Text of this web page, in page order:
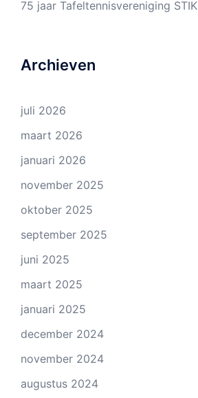
75 jaar Tafeltennisvereniging STIK
Archieven
juli 2026
maart 2026
januari 2026
november 2025
oktober 2025
september 2025
juni 2025
maart 2025
januari 2025
december 2024
november 2024
augustus 2024